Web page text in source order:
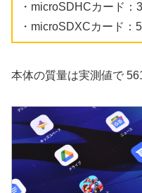
・microSDHCカード：
・microSDXCカード：
本体の質量は実測値で